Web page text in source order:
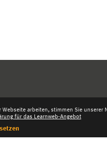
Webseite arbeiten, stimmen Sie
für das Learnweb-Angebot